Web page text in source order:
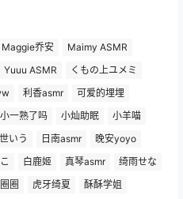
Maggie乔安
Maimy ASMR
Yuuu ASMR
くもの上ユメミ
利香asmr
可爱的埋埋
小一熟了吗 小灿助眠
小羊喵
いう 日南asmr
晚安yoyo
白鹿姬 真琴asmr
绮雨せな
圈 虎牙绮夏
酥酥学姐